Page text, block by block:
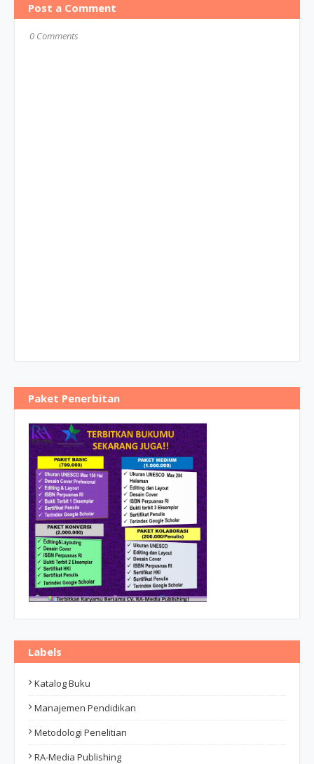
Post a Comment
0 Comments
Paket Penerbitan
Labels
Katalog Buku
Manajemen Pendidikan
Metodologi Penelitian
RA-Media Publishing